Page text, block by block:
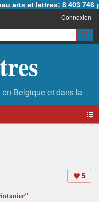
arts et lettres: 8 403 746
Connexion
5